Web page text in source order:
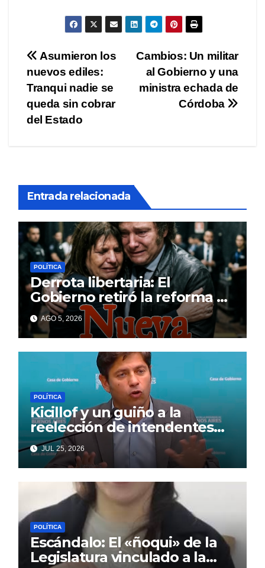
Navegación
de
entradas
Cambios: Un militar
al Gobierno y una
ministra echada de
Córdoba
Asumieron los
nuevos ediles:
Tranqui nadie se
queda sin cobrar
del Estado
Entrada relacionada
POLÍTICA
Derrota libertaria: El
Gobierno retiró la reforma a
la Ley de Tierras en el
Senado
AGO 5, 2026
POLÍTICA
Kicillof y un guiño a la
reelección de intendentes
que Cagliardi espera ansioso
JUL 25, 2026
POLÍTICA
Escándalo: El «ñoqui» de la
Legislatura vinculado a la